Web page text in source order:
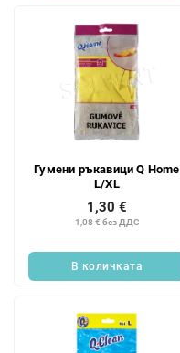
Гумени ръкавици Q Home
L/XL
1,08 € без ДДС
1,30 €
В количката